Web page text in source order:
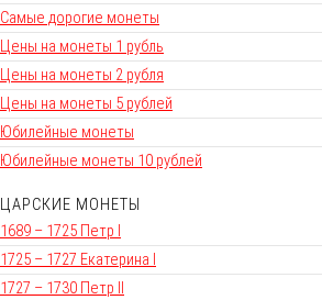
Самые дорогие монеты
Цены на монеты 1 рубль
Цены на монеты 2 рубля
Цены на монеты 5 рублей
Юбилейные монеты
Юбилейные монеты 10 рублей
ЦАРСКИЕ МОНЕТЫ
1689 – 1725 Петр I
1725 – 1727 Екатерина I
1727 – 1730 Петр II